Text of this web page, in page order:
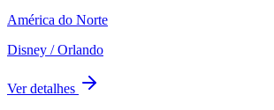
América do Norte
Disney / Orlando
Ver detalhes